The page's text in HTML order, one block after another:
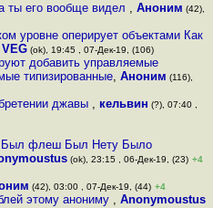
ты его вообще видел ,Аноним (42),
уровне оперирует объектами Как
VEG(ok), 19:45 , 07-Дек-19, (106)
добавить управляемые
типизированные, Аноним (116),
джавы , кельвин (?), 07:40 ,
Был флеш Был Нету Было
(ok), 23:15 , 06-Дек-19, (23) +4
(42), 03:00 , 07-Дек-19, (44) +4
этому анониму , Anonymoustus